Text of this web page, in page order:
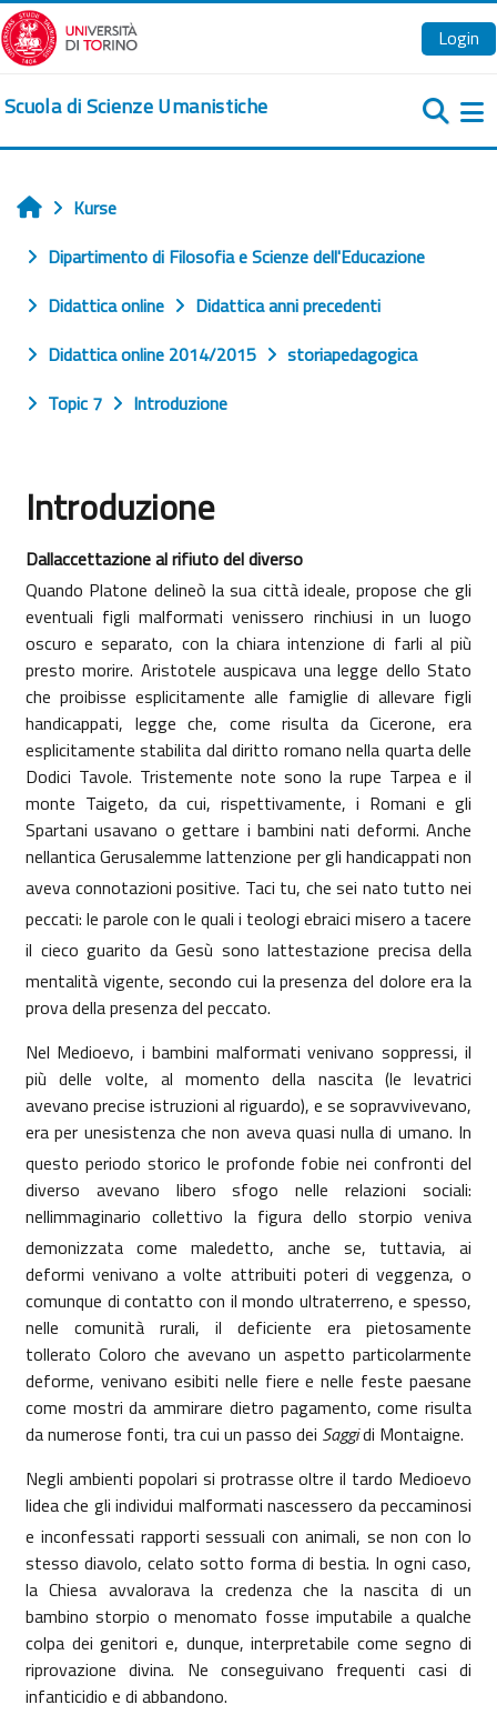
Zum Hauptinhalt
Login
Scuola di Scienze Umanistiche
Startseite
Kurse
Dipartimento di Filosofia e Scienze dell'Educazione
Didattica online
Didattica anni precedenti
Didattica online 2014/2015
storiapedagogica
Topic 7
Introduzione
Introduzione
Abschlussbedingungen
Dallaccettazione al rifiuto del diverso
Quando Platone delineò la sua città ideale, propose che gli
eventuali figli malformati venissero rinchiusi in un luogo
oscuro e separato, con la chiara intenzione di farli al più
presto morire. Aristotele auspicava una legge dello Stato
che proibisse esplicitamente alle famiglie di allevare figli
handicappati, legge che, come risulta da Cicerone, era
esplicitamente stabilita dal diritto romano nella quarta delle
Dodici Tavole. Tristemente note sono la rupe Tarpea e il
monte Taigeto, da cui, rispettivamente, i Romani e gli
Spartani usavano o gettare i bambini nati deformi. Anche
nellantica Gerusalemme lattenzione per gli handicappati non
aveva connotazioni positive. Taci tu, che sei nato tutto nei
peccati: le parole con le quali i teologi ebraici misero a tacere
il cieco guarito da Gesù sono lattestazione precisa della
mentalità vigente, secondo cui la presenza del dolore era la
prova della presenza del peccato.
Nel Medioevo, i bambini malformati venivano soppressi, il
più delle volte, al momento della nascita (le levatrici
avevano precise istruzioni al riguardo), e se sopravvivevano,
era per unesistenza che non aveva quasi nulla di umano. In
questo periodo storico le profonde fobie nei confronti del
diverso avevano libero sfogo nelle relazioni sociali:
nellimmaginario collettivo la figura dello storpio veniva
demonizzata come maledetto, anche se, tuttavia, ai
deformi venivano a volte attribuiti poteri di veggenza, o
comunque di contatto con il mondo ultraterreno, e spesso,
nelle comunità rurali, il deficiente era pietosamente
tollerato Coloro che avevano un aspetto particolarmente
deforme, venivano esibiti nelle fiere e nelle feste paesane
come mostri da ammirare dietro pagamento, come risulta
da numerose fonti, tra cui un passo dei Saggidi Montaigne.
Negli ambienti popolari si protrasse oltre il tardo Medioevo
lidea che gli individui malformati nascessero da peccaminosi
e inconfessati rapporti sessuali con animali, se non con lo
stesso diavolo, celato sotto forma di bestia. In ogni caso,
la Chiesa avvalorava la credenza che la nascita di un
bambino storpio o menomato fosse imputabile a qualche
colpa dei genitori e, dunque, interpretabile come segno di
riprovazione divina. Ne conseguivano frequenti casi di
infanticidio e di abbandono.